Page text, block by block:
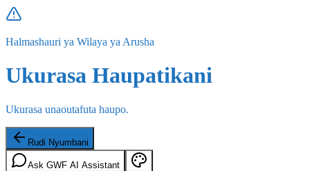
Halmashauri ya Wilaya ya Arusha
Ukurasa Haupatikani
Ukurasa unaoutafuta haupo.
Rudi Nyumbani
Ask GWF AI Assistant